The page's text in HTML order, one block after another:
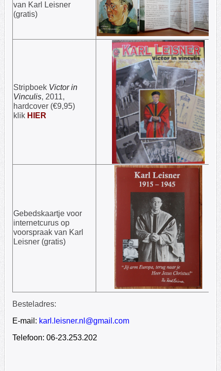
van Karl Leisner
(gratis)
Stripboek Victor in
Vinculis, 2011,
hardcover (€9,95)
klik HIER
Gebedskaartje voor
internetcurus op
voorspraak van Karl
Leisner (gratis)
Besteladres:
E-mail: karl.leisner.nl@gmail.com
Telefoon: 06-23.253.202